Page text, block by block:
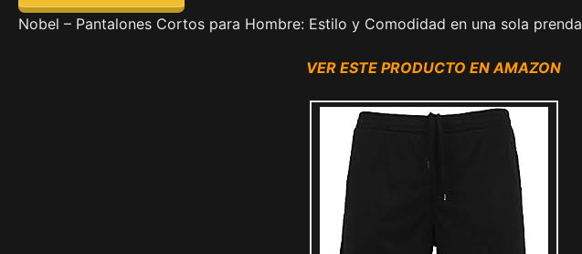
Nobel – Pantalones Cortos para Hombre: Estilo y Comodidad en una sola prenda
VER ESTE PRODUCTO EN AMAZON